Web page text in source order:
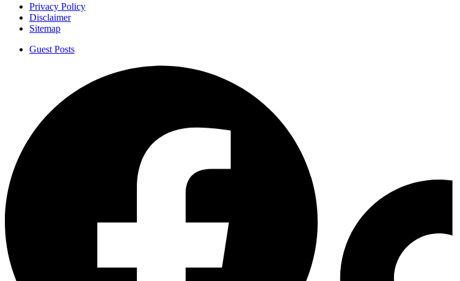
Privacy Policy
Disclaimer
Sitemap
Guest Posts